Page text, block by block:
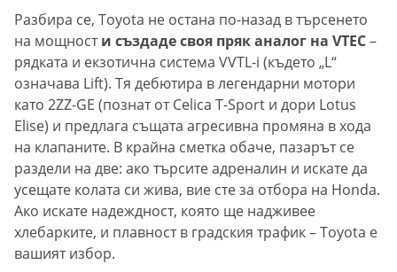
Разбира се, Toyota не остана по-назад в търсенето
на мощности създаде своя пряк аналог на VTEC–
рядката и екзотична система VVTL-i (където „L“
означава Lift). Тя дебютира в легендарни мотори
като 2ZZ-GE (познат от Celica T-Sport и дори Lotus
Elise) и предлага същата агресивна промяна в хода
на клапаните. В крайна сметка обаче, пазарът се
раздели на две: ако търсите адреналин и искате да
усещате колата си жива, вие сте за отбора на Honda.
Ако искате надеждност, която ще надживее
хлебарките, и плавност в градския трафик – Toyota е
вашият избор.